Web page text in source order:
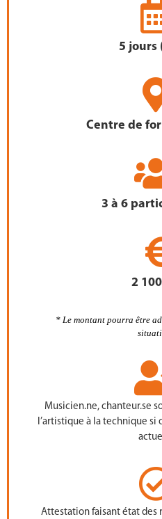
5 jours
Centre de
3 à 6
2
* Le montant pourra être
Musicien.ne, chanteur.se
l’artistique à la technique
Attestation faisant état des